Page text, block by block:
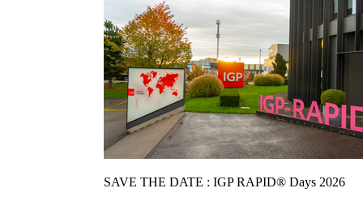
SAVE THE DATE : IGP RAPID® Days 2026